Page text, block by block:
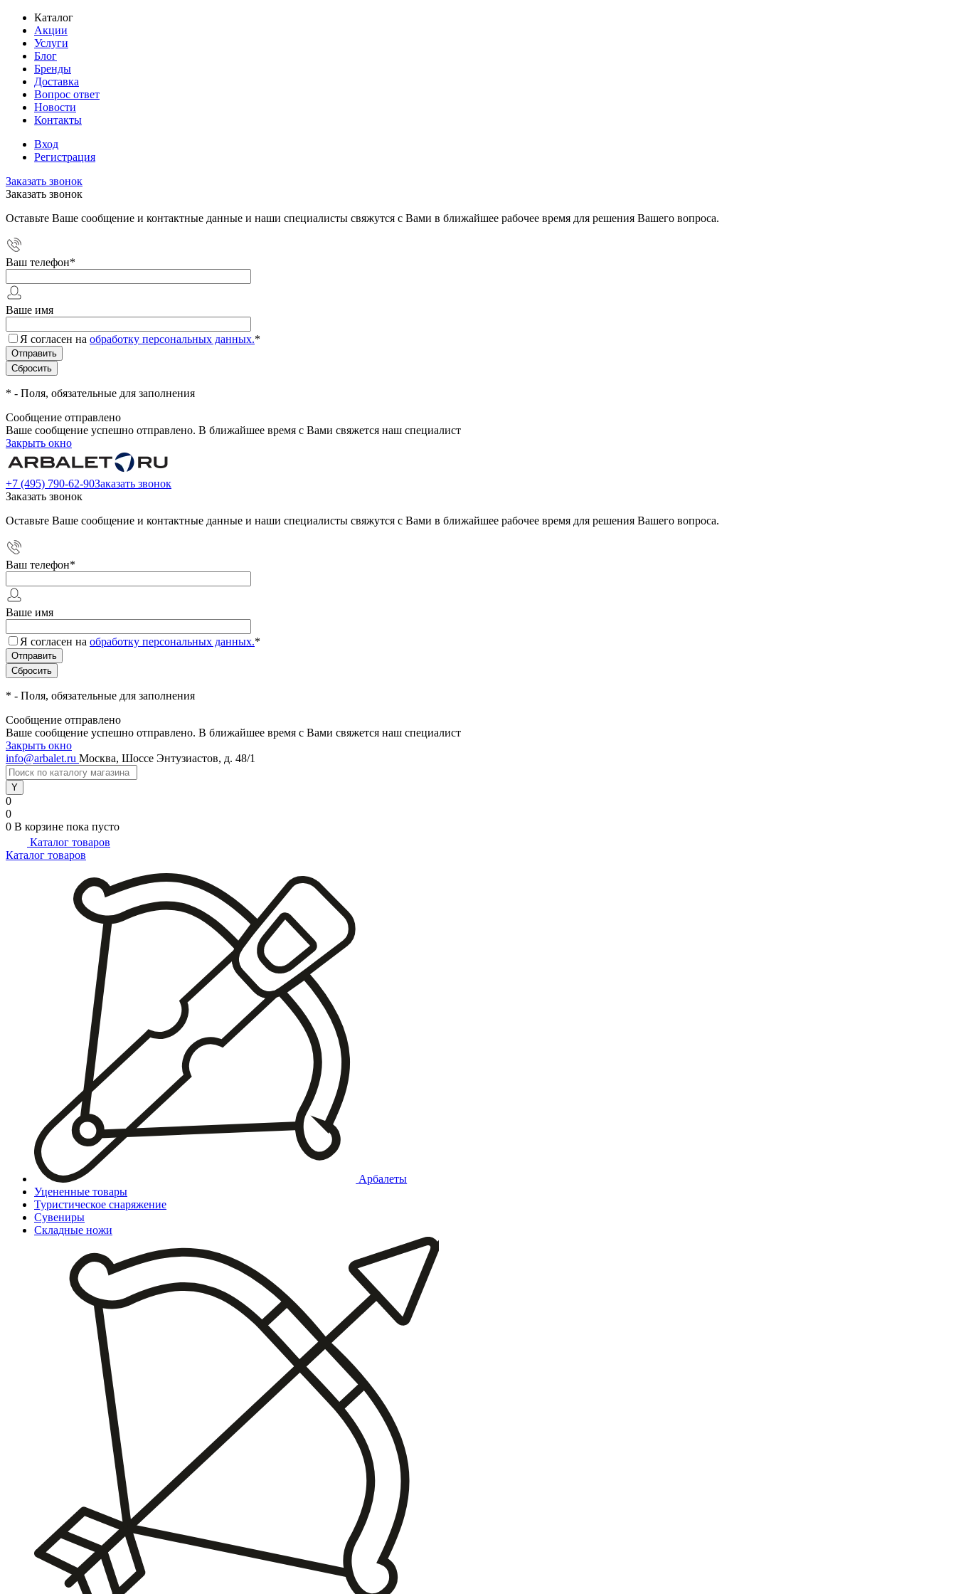
Каталог
Акции
Услуги
Блог
Бренды
Доставка
Вопрос ответ
Новости
Контакты
Вход
Регистрация
Заказать звонок
Заказать звонок
Оставьте Ваше сообщение и контактные данные и наши специалисты свяжутся с Вами в ближайшее рабочее время для решения Вашего вопроса.
Ваш телефон*
Ваше имя
Я согласен на обработку персональных данных.*
* - Поля, обязательные для заполнения
Сообщение отправлено
Ваше сообщение успешно отправлено. В ближайшее время с Вами свяжется наш специалист
Закрыть окно
+7 (495) 790-62-90Заказать звонок
Заказать звонок
Оставьте Ваше сообщение и контактные данные и наши специалисты свяжутся с Вами в ближайшее рабочее время для решения Вашего вопроса.
Ваш телефон*
Ваше имя
Я согласен на обработку персональных данных.*
* - Поля, обязательные для заполнения
Сообщение отправлено
Ваше сообщение успешно отправлено. В ближайшее время с Вами свяжется наш специалист
Закрыть окно
info@arbalet.ru Москва, Шоссе Энтузиастов, д. 48/1
0
0
0 В корзине пока пусто
Каталог товаров
Каталог товаров
Арбалеты
Уцененные товары
Туристическое снаряжение
Сувениры
Складные ножи